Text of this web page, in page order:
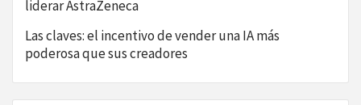
liderar AstraZeneca
Las claves: el incentivo de vender una IA más
poderosa que sus creadores